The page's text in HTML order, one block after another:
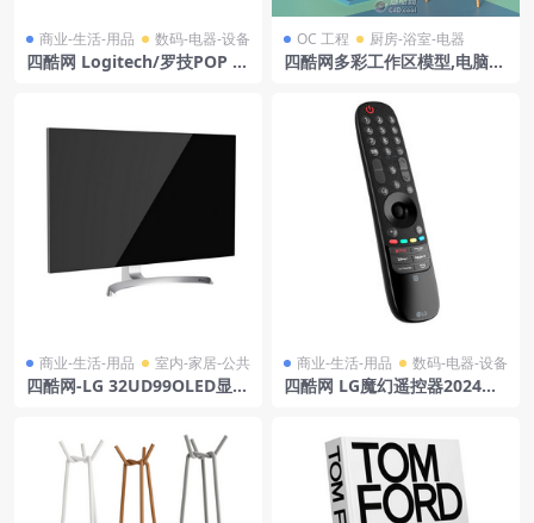
商业-生活-用品 数码-电器-设备
四酷网 Logitech/罗技POP M
OC 工程 厨房-浴室-电器
四酷网多彩工作区模型,电脑桌
商业-生活-用品 室内-家居-公共
四酷网-LG 32UD99OLED显示
商业-生活-用品 数码-电器-设备
四酷网 LG魔幻遥控器2024款